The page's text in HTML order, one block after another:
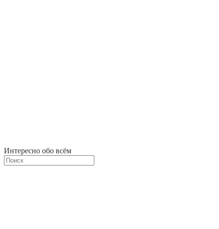
Интересно обо всём